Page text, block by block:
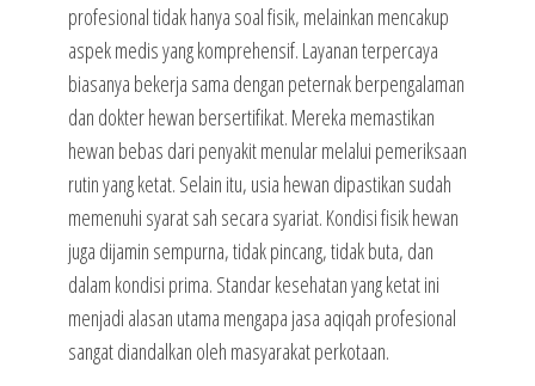
profesional tidak hanya soal fisik, melainkan mencakup
aspek medis yang komprehensif. Layanan terpercaya
biasanya bekerja sama dengan peternak berpengalaman
dan dokter hewan bersertifikat. Mereka memastikan
hewan bebas dari penyakit menular melalui pemeriksaan
rutin yang ketat. Selain itu, usia hewan dipastikan sudah
memenuhi syarat sah secara syariat. Kondisi fisik hewan
juga dijamin sempurna, tidak pincang, tidak buta, dan
dalam kondisi prima. Standar kesehatan yang ketat ini
menjadi alasan utama mengapa jasa aqiqah profesional
sangat diandalkan oleh masyarakat perkotaan.